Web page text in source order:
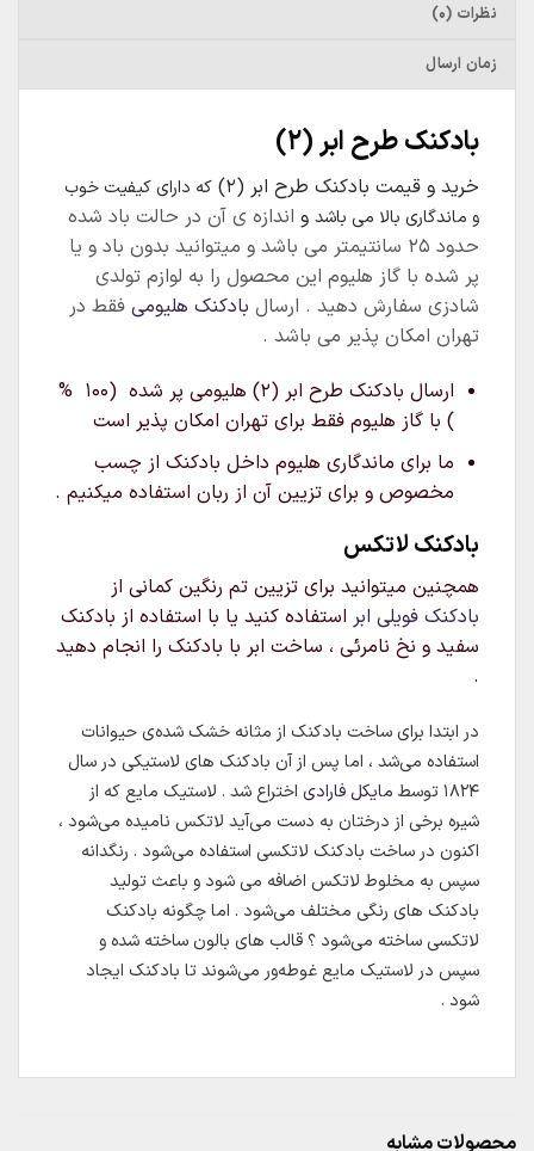
نظرات (0)
زمان ارسال
بادکنک طرح ابر (۲)
خرید و قیمت بادکنک طرح ابر (۲)
که دارای کیفیت خوب
و ماندگاری بالا می باشد و اندازه ی آن در حالت باد شده
حدود ۲۵ سانتیمتر می باشد و میتوانید بدون باد و یا
پر شده با گاز هلیوم این محصول را به لوازم تولدی
شادزی سفارش دهید . ارسال بادکنک هلیومی فقط در
تهران امکان پذیر می باشد .
ارسال بادکنک طرح ابر (۲) هلیومی پر شده (۱۰۰ %
) با گاز هلیوم فقط برای تهران امکان پذیر است
ما برای ماندگاری هلیوم داخل بادکنک از چسب
مخصوص و برای تزیین آن از ربان استفاده میکنیم .
بادکنک لاتکس
همچنین میتوانید برای تزیین تم رنگین کمانی از
بادکنک فویلی ابر استفاده کنید یا با استفاده از بادکنک
سفید و نخ نامرئی ، ساخت ابر با بادکنک را انجام دهید
.
در ابتدا برای ساخت بادکنک از مثانه خشک شده‌ی حیوانات
استفاده می‌شد ، اما پس از آن بادکنک های لاستیکی در سال
۱۸۲۴ توسط
مایکل فارادی اختراع شد . لاستیک مایع که از
شیره برخی از درختان به دست می‌آید لاتکس نامیده می‌شود ،
اکنون در ساخت بادکنک لاتکسی استفاده می‌شود . رنگدانه
سپس به مخلوط لاتکس اضافه می شود و باعث تولید
بادکنک های رنگی مختلف می‌شود . اما چگونه بادکنک
لاتکسی ساخته می‌شود ؟ قالب های بالون ساخته شده و
سپس در لاستیک مایع غوطه‌ور می‌شوند تا بادکنک ایجاد
شود .
محصولات مشابه